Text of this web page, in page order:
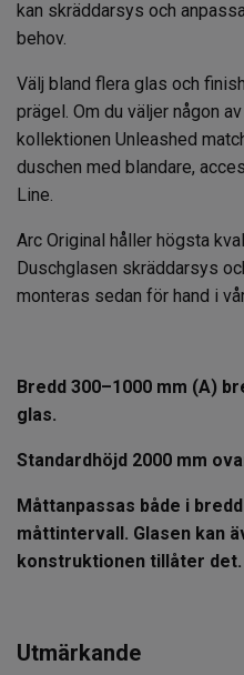
kan skräddarsys och
behov.
Välj bland flera glas och
prägel. Om du väljer någon
kollektionen Unleashed
duschen med blandare,
Line.
Arc Original håller högsta
Duschglasen skräddarsys
monteras sedan för hand i
Bredd 300–1000 mm (A)
glas.
Standardhöjd 2000 mm
Måttanpassas både i
måttintervall. Glasen kan
konstruktionen tillåter det.
Utmärkande